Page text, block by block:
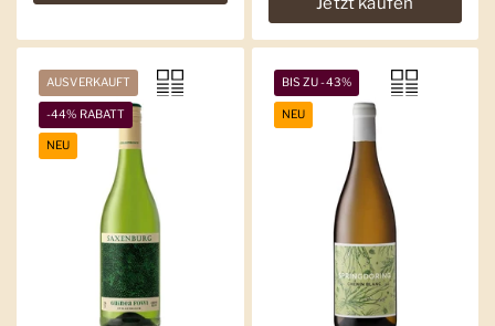
AUSVERKAUFT
-44% RABATT
NEU
BIS ZU -43%
NEU